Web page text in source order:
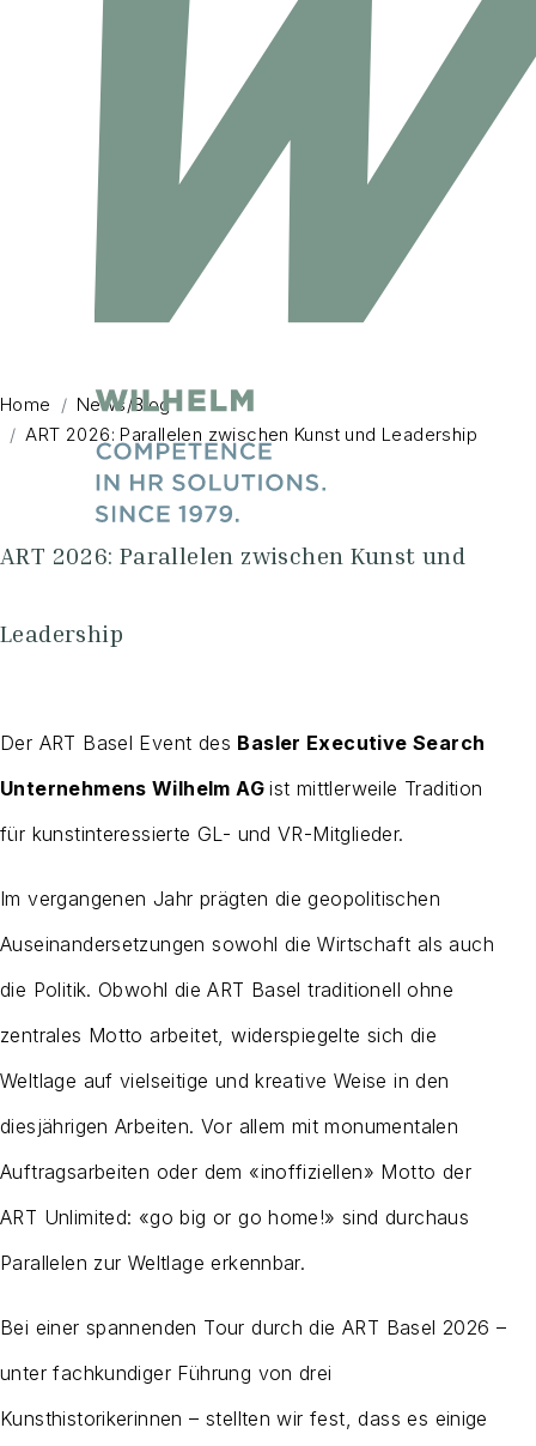
Home
News/Blog
ART 2026: Parallelen zwischen Kunst und Leadership
ART 2026: Parallelen zwischen Kunst und
Leadership
Der ART Basel Event des Basler Executive Search
Unternehmens Wilhelm AGist mittlerweile Tradition
für kunstinteressierte GL- und VR-Mitglieder.
Im vergangenen Jahr prägten die geopolitischen
Auseinandersetzungen sowohl die Wirtschaft als auch
die Politik. Obwohl die ART Basel traditionell ohne
zentrales Motto arbeitet, widerspiegelte sich die
Weltlage auf vielseitige und kreative Weise in den
diesjährigen Arbeiten. Vor allem mit monumentalen
Auftragsarbeiten oder dem «inoffiziellen» Motto der
ART Unlimited: «go big or go home!» sind durchaus
Parallelen zur Weltlage erkennbar.
Bei einer spannenden Tour durch die ART Basel 2026 –
unter fachkundiger Führung von drei
Kunsthistorikerinnen – stellten wir fest, dass es einige